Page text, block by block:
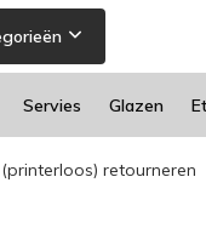
Servies Glazen
retourneren